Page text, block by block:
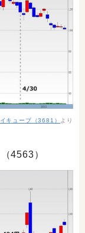
キューブ（3681） より
4563）